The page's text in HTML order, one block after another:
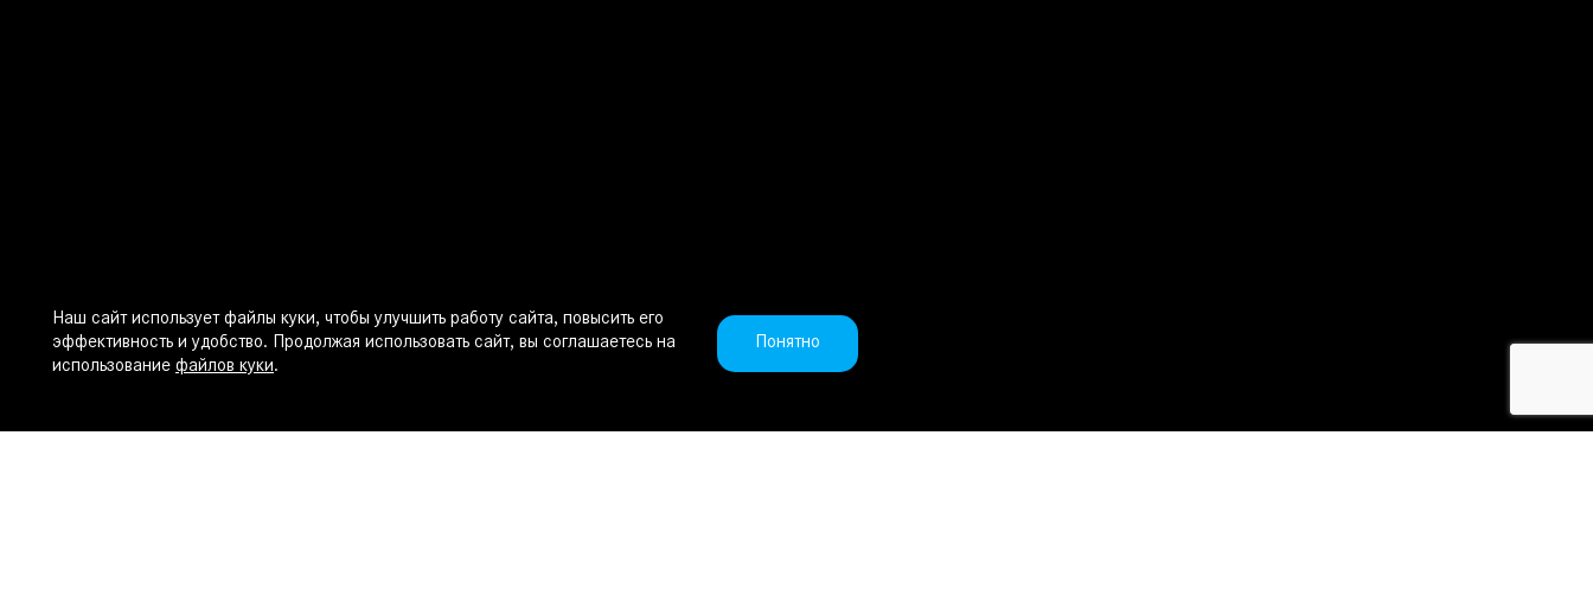
Наш сайт использует файлы куки, чтобы улучшить работу сайта, повысить его
эффективность и удобство. Продолжая использовать сайт, вы соглашаетесь на
использование файлов куки.
Понятно